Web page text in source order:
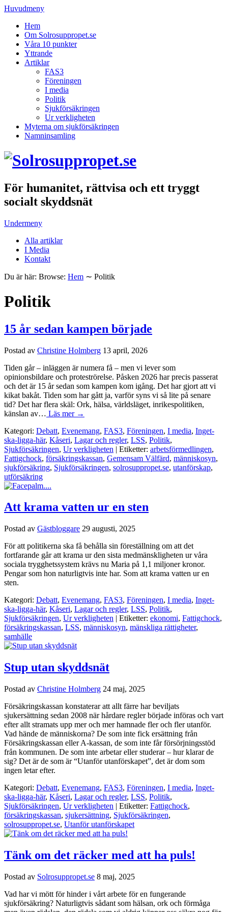
Huvudmeny
Hem
Om Solrosuppropet.se
Våra 10 punkter
Yttrande
Artiklar
FAS3
Föreningen
I media
Politik
Sjukförsäkringen
Ur verkligheten
Myterna om sjukförsäkringen
Namninsamling
För humanitet, rättvisa och ett tryggt
socialt skyddsnät
Undermeny
Alla artiklar
I Media
Kontakt
Du är här: Browse: Hem ∼ Politik
Politik
15 år sedan kampen började
Postad av Christine Holmberg 13 april, 2026
Tiden går – inläggen är numera få – men vi lever som
opinionsbildare och proteströrelse. Påsken 2026 har precis passerat
och det är 15 år sedan som kampen kom igång. Det har gjort att vi
kikat bakåt. Tiden som har gått ja, varför syns vi så lite på senare
tid? Det har flera skäl: Ork, hälsa, världsläget, inrikespolitiken,
känslan av… Läs mer →
Kategori: Debatt, Evenemang, FAS3, Föreningen, I media, Inget-
ska-ligga-här, Kåseri, Lagar och regler, LSS, Politik,
Sjukförsäkringen, Ur verkligheten | Etiketter: arbetsförmedlingen,
Fattigchock, försäkringskassan, Gemensam Välfärd, människosyn,
sjukförsäkring, Sjukförsäkringen, solrosuppropet.se, utanförskap,
utförsäkring
Att krama vatten ur en sten
Postad av Gästbloggare 29 augusti, 2025
För att politikerna ska få behålla sin föreställning om att det
fortfarande går att krama ur den sista medmänskligheten ur våra
sociala trygghetssystem krävs nu Maria på 1,1 miljoner kronor.
Pengar som hon naturligtvis inte har. Som att krama vatten ur en
sten.
Kategori: Debatt, Evenemang, FAS3, Föreningen, I media, Inget-
ska-ligga-här, Kåseri, Lagar och regler, LSS, Politik,
Sjukförsäkringen, Ur verkligheten | Etiketter: ekonomi, Fattigchock,
försäkringskassan, LSS, människosyn, mänskliga rättigheter,
samhälle
Stup utan skyddsnät
Postad av Christine Holmberg 24 maj, 2025
Försäkringskassan konstaterar att allt färre har beviljats
sjukersättning sedan 2008 när hårdare regler började införas och vart
efter allt stramats upp mer och mer hamnade fler och fler utanför.
Vad hände de människorna? De som inte fick ersättning från
Försäkringskassan eller A-kassan, de som inte får försörjningsstöd
från kommunen. De som inte arbetar eller studerar – hur klarar de
sig? Det är de som är “Utanför utanförskapet”, det är dom som
ingen letar efter.
Kategori: Debatt, Evenemang, FAS3, Föreningen, I media, Inget-
ska-ligga-här, Kåseri, Lagar och regler, LSS, Politik,
Sjukförsäkringen, Ur verkligheten | Etiketter: Fattigchock,
försäkringskassan, sjukersättning, Sjukförsäkringen,
solrosuppropet.se, Utanför utanförskapet
Tänk om det räcker med att ha puls!
Postad av Solrosuppropet.se 8 maj, 2025
Vad har vi mött för hinder i vårt arbete för en fungerande
sjukförsäkring? Naturligtvis sådant som hälsan, ork och förmåga